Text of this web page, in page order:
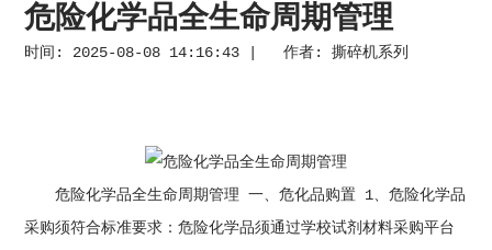
危险化学品全生命周期管理
时间: 2025-08-08 14:16:43 | 作者:撕碎机系列
危险化学品全生命周期管理 一、危化品购置 1、危险化学品
采购须符合标准要求：危险化学品须通过学校试剂材料采购平台